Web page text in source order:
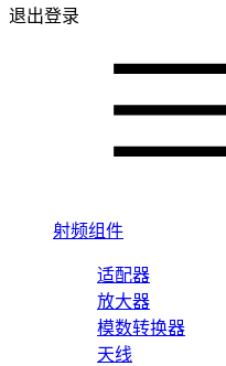
退出登录
射频组件
适配器
放大器
模数转换器
天线